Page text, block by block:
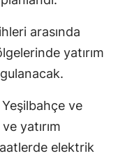
arasında
yatırım
ve
yatırım
elektrik